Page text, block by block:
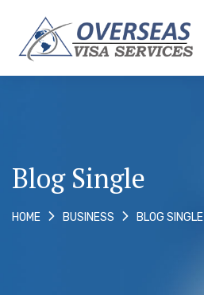
Blog Single
HOME BUSINESS BLOG SINGLE